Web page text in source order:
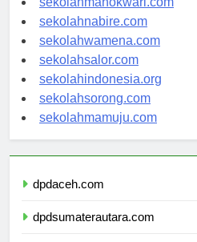
sekolahmanokwari.com
sekolahnabire.com
sekolahwamena.com
sekolahsalor.com
sekolahindonesia.org
sekolahsorong.com